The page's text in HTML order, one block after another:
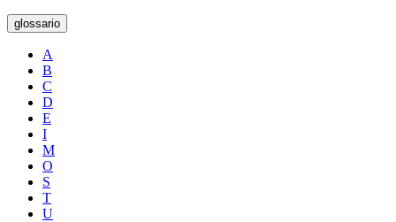
glossario
A
B
C
D
E
I
M
O
S
T
U